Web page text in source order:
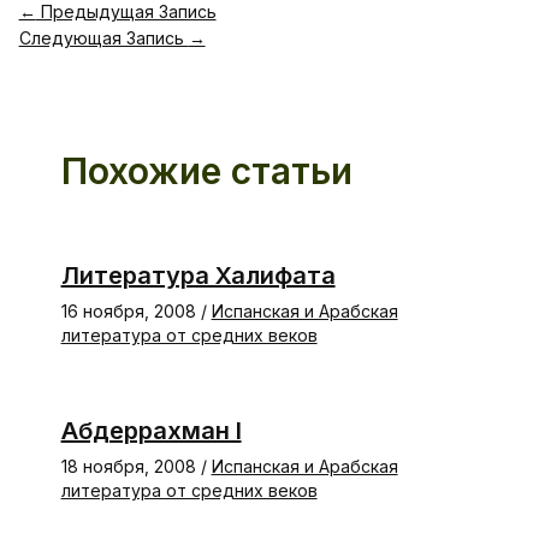
← Предыдущая Запись
Следующая Запись →
Похожие статьи
Литература Халифата
16 ноября, 2008 / Испанская и Арабская
литература от средних веков
Абдеррахман I
18 ноября, 2008 / Испанская и Арабская
литература от средних веков